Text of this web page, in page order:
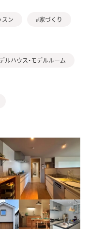
スン #家づくり
ルハウス・モデルルーム